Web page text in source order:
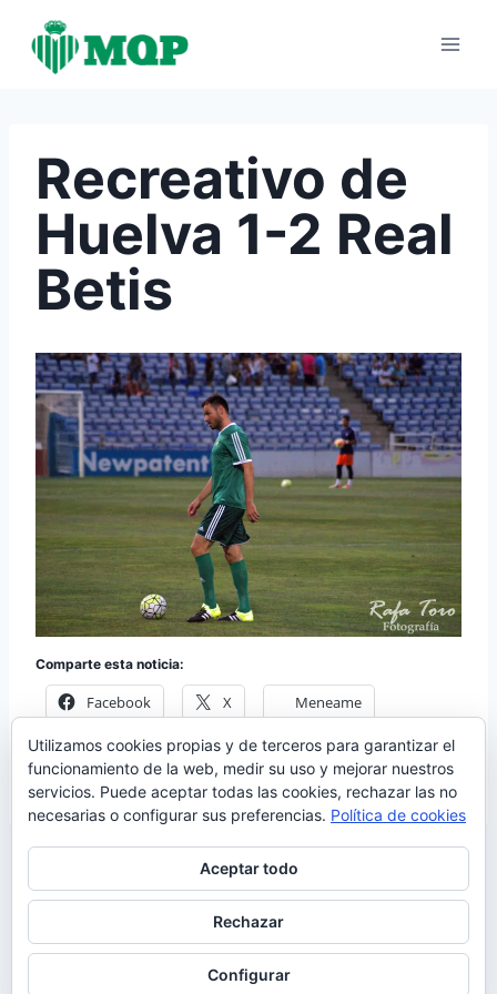
contenido
Recreativo de
Huelva 1-2 Real
Betis
Comparte esta noticia:
Facebook X Meneame
Más
© 2026 Manquepierda - Tema para WordPress
porKadence WP
Utilizamos cookies propias y de terceros para garantizar el
funcionamiento de la web, medir su uso y mejorar nuestros
servicios. Puede aceptar todas las cookies, rechazar las no
necesarias o configurar sus preferencias. Política de cookies
Aceptar todo
Rechazar
Configurar